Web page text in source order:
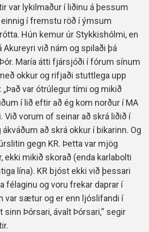
var lykilmaður í liðinu á þessum
einnig í fremstu röð í ýmsum
Hún kemur úr Stykkishólmi, en
Akureyri við nám og spilaði þá
María átti fjársjóði í fórum sínum
okkur og rifjaði stuttlega upp
var ótrúlegur tími og mikið
í lið eftir að ég kom norður í MA
Við vorum of seinar að skrá liðið í
að skrá okkur í bikarinn. Og
gegn KR. Þetta var mjög
ekki mikið skorað (enda karlabolti
lína). KR bjóst ekki við þessari
félaginu og voru frekar daprar í
var sætur og er enn ljóslifandi í
sinn Þórsari, ávalt Þórsari,“ segir